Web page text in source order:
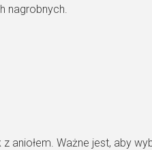
nagrobnych.
aniołem. Ważne jest, aby